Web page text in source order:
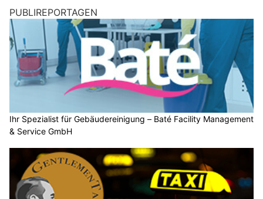
PUBLIREPORTAGEN
Ihr Spezialist für Gebäudereinigung – Baté Facility Management
& Service GmbH